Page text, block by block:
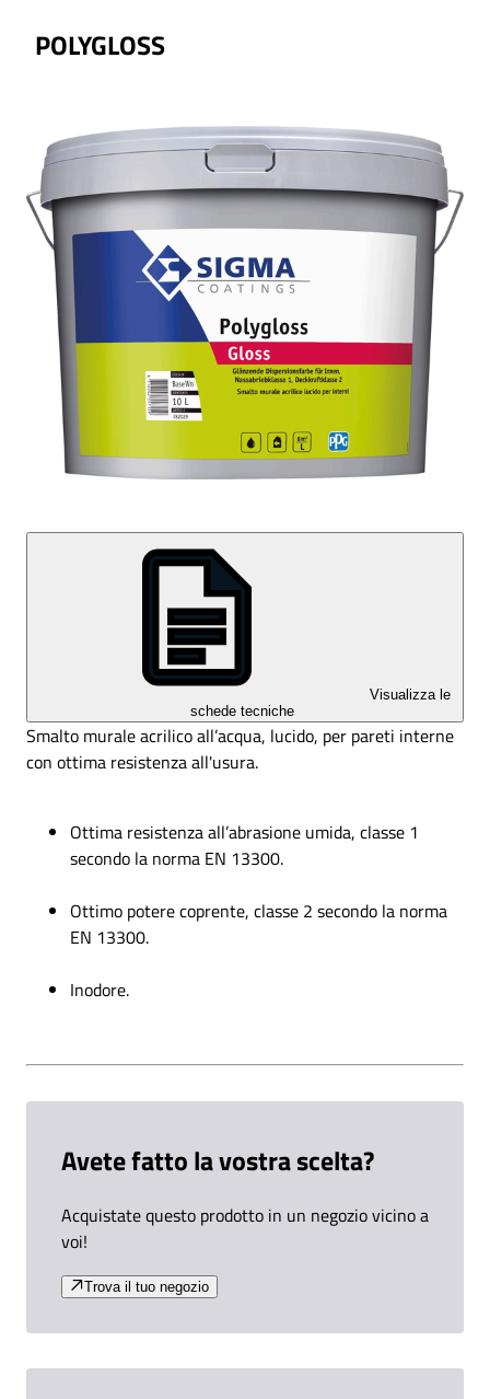
POLYGLOSS
Visualizza le
schede tecniche
Smalto murale acrilico all’acqua, lucido, per pareti interne
con ottima resistenza all'usura.
Ottima resistenza all’abrasione umida, classe 1
secondo la norma EN 13300.
Ottimo potere coprente, classe 2 secondo la norma
EN 13300.
Inodore.
Avete fatto la vostra scelta?
Acquistate questo prodotto in un negozio vicino a
voi!
Trova il tuo negozio